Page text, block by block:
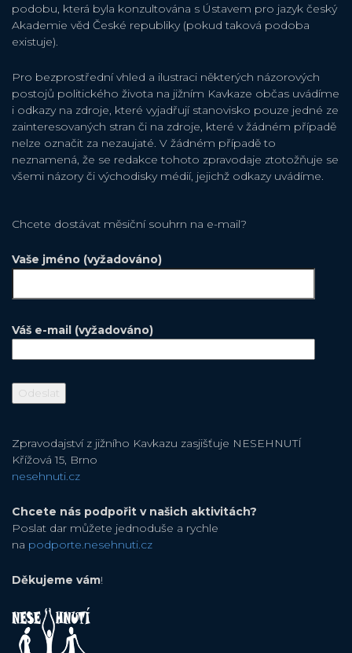
podobu, která byla konzultována s Ústavem pro jazyk český
Akademie věd České republiky (pokud taková podoba
existuje).
Pro bezprostřední vhled a ilustraci některých názorových
postojů politického života na jižním Kavkaze občas uvádíme
i odkazy na zdroje, které vyjadřují stanovisko pouze jedné ze
zainteresovaných stran či na zdroje, které v žádném případě
nelze označit za nezaujaté. V žádném případě to
neznamená, že se redakce tohoto zpravodaje ztotožňuje se
všemi názory či východisky médií, jejichž odkazy uvádíme.
Chcete dostávat měsiční souhrn na e-mail?
Vaše jméno (vyžadováno)
Váš e-mail (vyžadováno)
Zpravodajství z jižního Kavkazu zasjišťuje NESEHNUTÍ
Křížová 15, Brno
nesehnuti.cz
Chcete nás podpořit v našich aktivitách?
Poslat dar můžete jednoduše a rychle
na podporte.nesehnuti.cz
Děkujeme vám!